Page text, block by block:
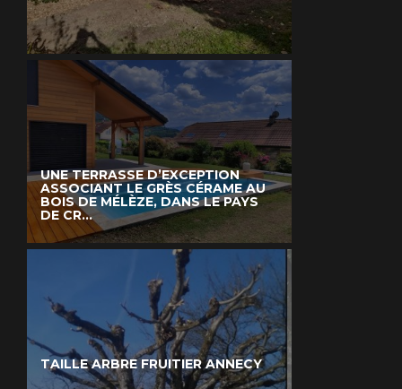
UNE TERRASSE D’EXCEPTION
ASSOCIANT LE GRÈS CÉRAME AU
BOIS DE MÉLÈZE, DANS LE PAYS
DE CR...
TAILLE ARBRE FRUITIER ANNECY